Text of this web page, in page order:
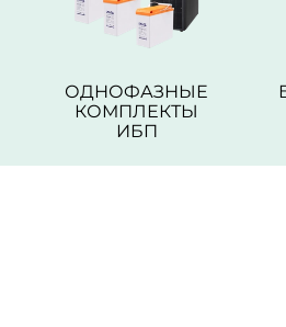
ОДНОФАЗНЫЕ
КОМПЛЕКТЫ
ИБП